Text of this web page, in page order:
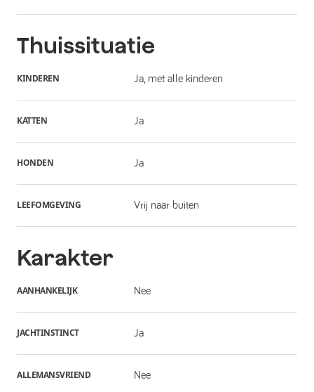
Thuissituatie
KINDEREN Ja, met alle kinderen
KATTEN Ja
HONDEN Ja
LEEFOMGEVING Vrij naar buiten
Karakter
AANHANKELIJK Nee
JACHTINSTINCT Ja
ALLEMANSVRIEND Nee